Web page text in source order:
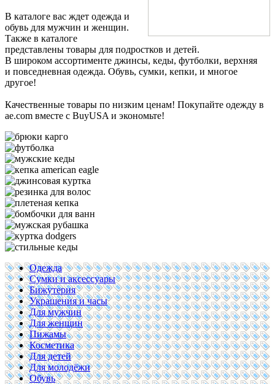
В каталоге вас ждет одежда и
обувь для мужчин и женщин.
Также в каталоге
представлены товары для подростков и детей.
В широком ассортименте джинсы, кеды, футболки, верхняя
и повседневная одежда. Обувь, сумки, кепки, и многое
другое!
Качественные товары по низким ценам! Покупайте одежду в
ae.com вместе с BuyUSA и экономьте!
Одежда
Сумки и аксессуары
Бижутерия
Украшения и часы
Для мужчин
Для женщин
Пижамы
Косметика
Для детей
Для молодёжи
Обувь